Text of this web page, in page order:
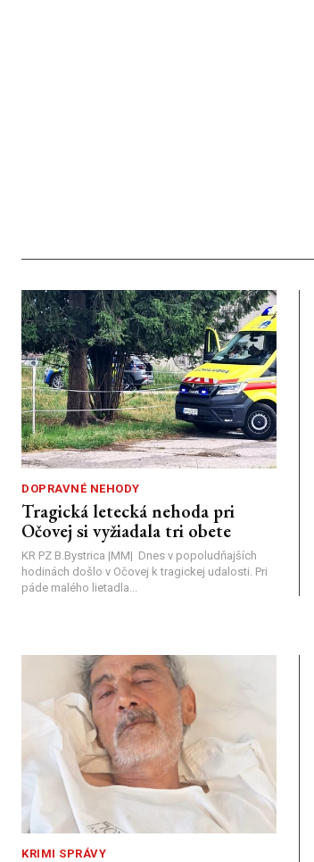
DOPRAVNÉ NEHODY
Tragická letecká nehoda pri
Očovej si vyžiadala tri obete
KR PZ B.Bystrica |MM| Dnes v popoludňajších
hodinách došlo v Očovej k tragickej udalosti. Pri
páde malého lietadla...
KRIMI SPRÁVY